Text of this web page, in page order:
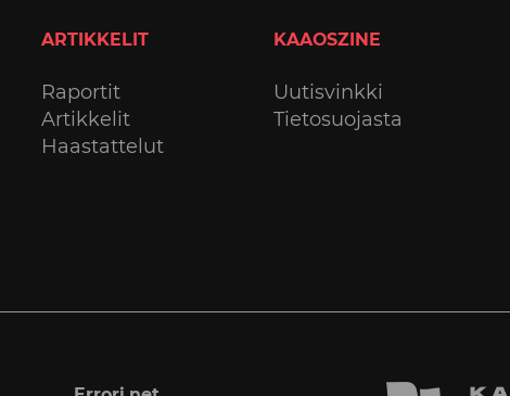
ARTIKKELIT
Raportit
Artikkelit
Haastattelut
KAAOSZINE
Uutisvinkki
Tietosuojasta